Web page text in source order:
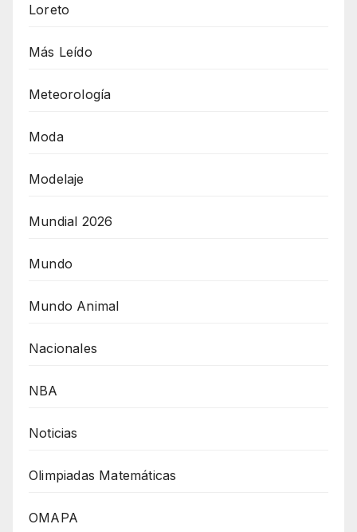
Loreto
Más Leído
Meteorología
Moda
Modelaje
Mundial 2026
Mundo
Mundo Animal
Nacionales
NBA
Noticias
Olimpiadas Matemáticas
OMAPA